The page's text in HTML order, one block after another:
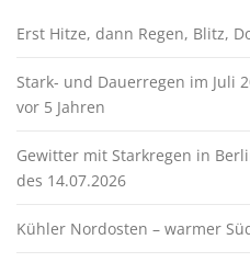
Erst Hitze, dann Regen, Blitz,
Stark- und Dauerregen im Juli
vor 5 Jahren
Gewitter mit Starkregen in
des 14.07.2026
Kühler Nordosten – warmer